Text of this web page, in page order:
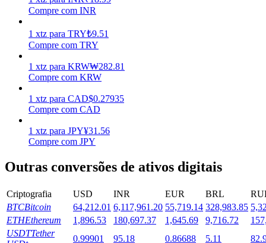
Altos retornos e acesso instantâneo
Launchpool
Staking flexível para ganhar tokens populares.
Compre com INR
1 xtz para TRY₺9.51
Compre com TRY
1 xtz para KRW₩282.81
Compre com KRW
1 xtz para CAD$0.27935
Compre com CAD
1 xtz para JPY¥31.56
Compre com JPY
Outras conversões de ativos digitais
Criptografia USD INR EUR BRL
BTCBitcoin 64,212.01 6,117,961.20 55,719.14 328,983.85
ETHEthereum 1,896.53 180,697.37 1,645.69 9,716.72
USDTTether
0.99901 95.18 0.86688 5.11